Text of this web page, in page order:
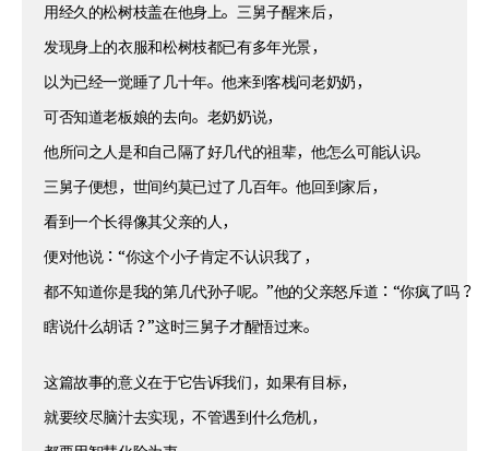
用经久的松树枝盖在他身上。三舅子醒来后，
发现身上的衣服和松树枝都已有多年光景，
以为已经一觉睡了几十年。他来到客栈问老奶奶，
可否知道老板娘的去向。老奶奶说，
他所问之人是和自己隔了好几代的祖辈，他怎么可能认识。
三舅子便想，世间约莫已过了几百年。他回到家后，
看到一个长得像其父亲的人，
便对他说：“你这个小子肯定不认识我了，
都不知道你是我的第几代孙子呢。”他的父亲怒斥道：“你疯了吗？
瞎说什么胡话？”这时三舅子才醒悟过来。
这篇故事的意义在于它告诉我们，如果有目标，
就要绞尽脑汁去实现，不管遇到什么危机，